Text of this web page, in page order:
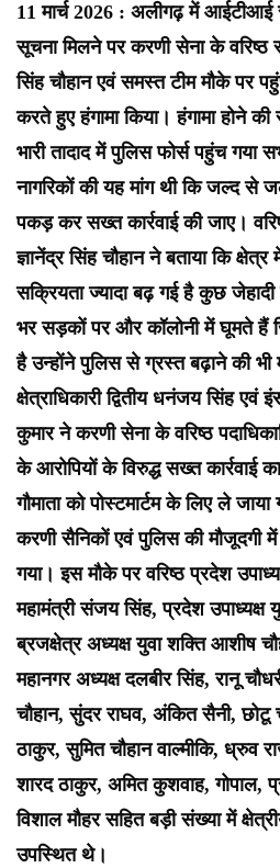
11 मार्च 2026 : अलीगढ़ में आईटीआई
सूचना मिलने पर करणी सेना के वरिष्ठ
सिंह चौहान एवं समस्त टीम मौके पर
करते हुए हंगामा किया। हंगामा होने
भारी तादाद में पुलिस फोर्स पहुंच गया
नागरिकों की यह मांग थी कि जल्द से
पकड़ कर सख्त कार्रवाई की जाए।
ज्ञानेंद्र सिंह चौहान ने बताया कि
सक्रियता ज्यादा बढ़ गई है कुछ जेहादी
भर सड़कों पर और कॉलोनी में घूमते हैं
है उन्होंने पुलिस से ग्रस्त बढ़ाने की
क्षेत्राधिकारी द्वितीय धनंजय सिंह एवं
कुमार ने करणी सेना के वरिष्ठ
के आरोपियों के विरुद्ध सख्त कार्रवाई
गौमाता को पोस्टमार्टम के लिए ले
करणी सैनिकों एवं पुलिस की मौजूदगी
गया। इस मौके पर वरिष्ठ प्रदेश
महामंत्री संजय सिंह, प्रदेश उपाध्यक्ष
ब्रजक्षेत्र अध्यक्ष युवा शक्ति आशीष
महानगर अध्यक्ष दलबीर सिंह, रानू
चौहान, सुंदर राघव, अंकित सैनी, छोटू
ठाकुर, सुमित चौहान वाल्मीकि, ध्रुव
शारद ठाकुर, अमित कुशवाह, गोपाल,
विशाल मौहर सहित बड़ी संख्या में
उपस्थित थे।